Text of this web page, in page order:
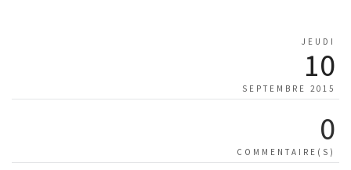
JEUDI
10
SEPTEMBRE 2015
0
COMMENTAIRE(S)